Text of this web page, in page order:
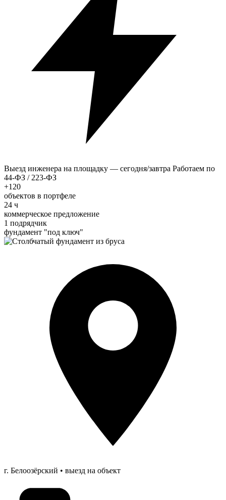
Выезд инженера на площадку — сегодня/завтра Работаем по
44-ФЗ / 223-ФЗ
+120
объектов в портфеле
24 ч
коммерческое предложение
1 подрядчик
фундамент "под ключ"
г. Белоозёрский • выезд на объект